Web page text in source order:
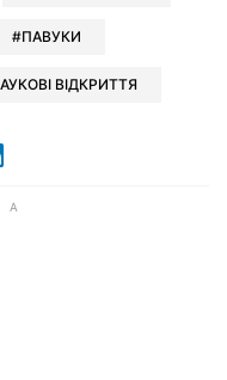
ПАВУКИ
ВІДКРИТТЯ
X у Google news
у Viber
Читайте у LinkedIn